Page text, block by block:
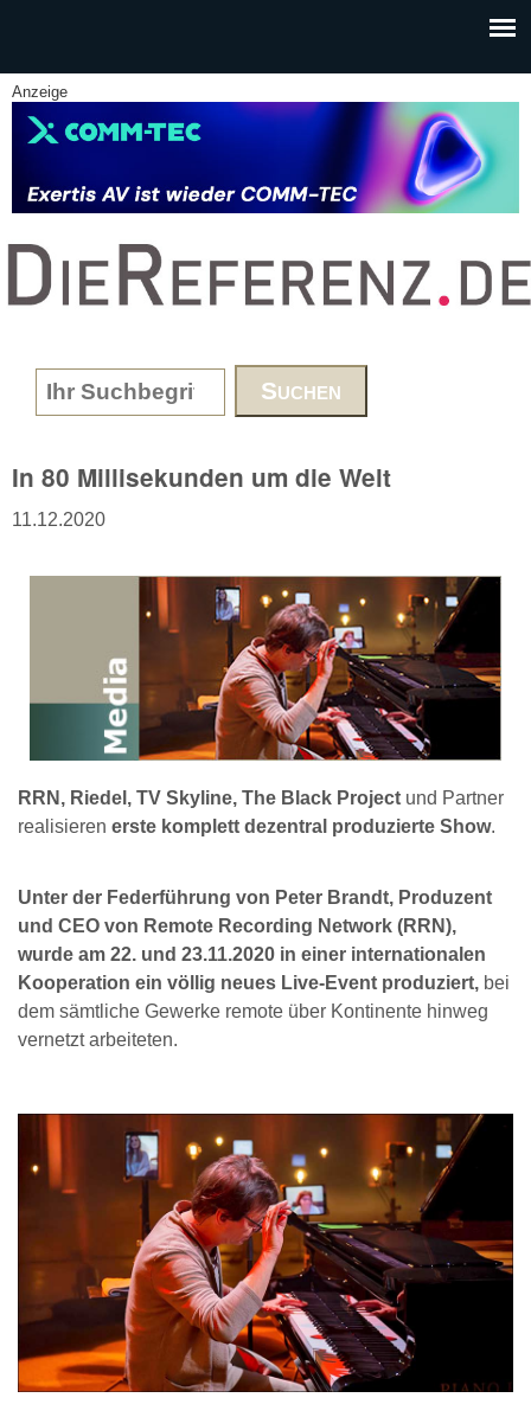
Anzeige
www.DieReferenz.de
Search form
In 80 Millisekunden um die Welt
11.12.2020
RRN, Riedel, TV Skyline, The Black Project und Partner
realisieren erste komplett dezentral produzierte Show.
Unter der Federführung von Peter Brandt, Produzent
und CEO von Remote Recording Network (RRN),
wurde am 22. und 23.11.2020 in einer internationalen
Kooperation ein völlig neues Live-Event produziert, bei
dem sämtliche Gewerke remote über Kontinente hinweg
vernetzt arbeiteten.